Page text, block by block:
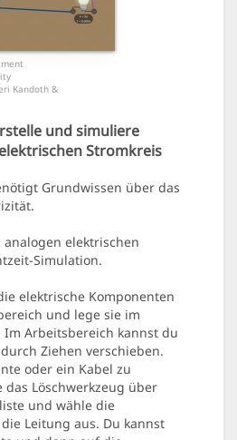
Kandoth &
und simuliere
Stromkreis
Grundwissen über das
analogen elektrischen
Simulation.
elektrische Komponenten
und lege sie im
Arbeitsbereich kannst du
Ziehen verschieben.
oder ein Kabel zu
das Löschwerkzeug über
und wähle die
Leitung aus. Du kannst